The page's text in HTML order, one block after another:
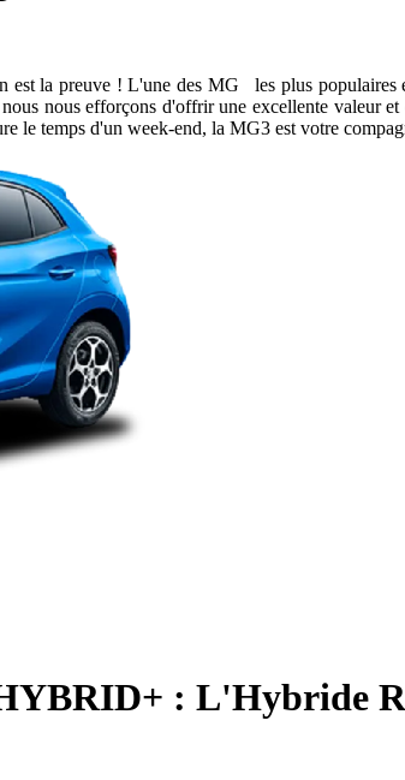
la preuve ! L'une des MG les plus populaires
nous efforçons d'offrir une excellente valeur
le temps d'un week-end, la MG3 est votre
: L'Hybride